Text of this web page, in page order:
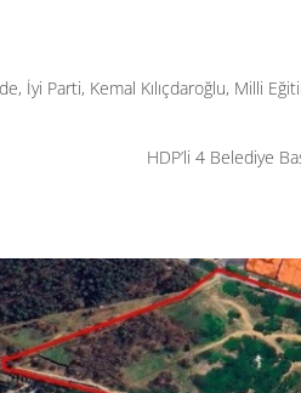
, İyi Parti, Kemal Kılıçdaroğlu, Milli
HDP’li 4 Belediye